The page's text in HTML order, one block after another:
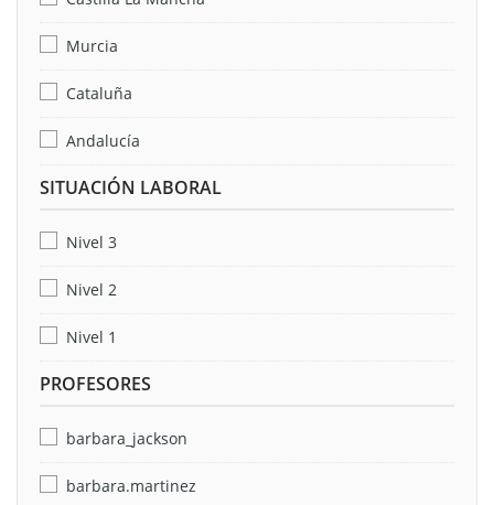
Murcia
Cataluña
Andalucía
SITUACIÓN LABORAL
Nivel 3
Nivel 2
Nivel 1
PROFESORES
barbara_jackson
barbara.martinez